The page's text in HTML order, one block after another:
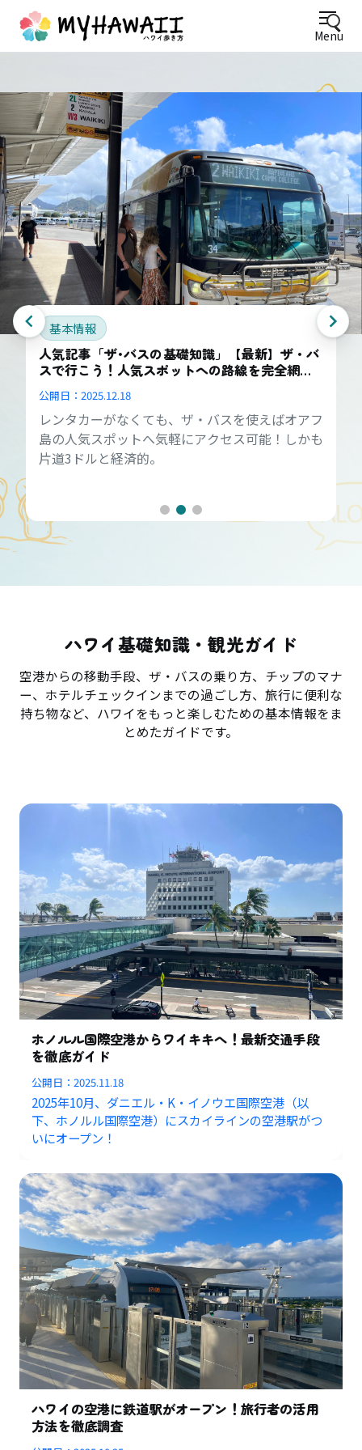
Menu
基本情報
人気記事「ザ･バスの基礎知識」【最新】ザ・バ
スで行こう！人気スポットへの路線を完全網
羅！
公開日： 2025.12.18
レンタカーがなくても、ザ・バスを使えばオアフ
島の人気スポットへ気軽にアクセス可能！しかも
片道3ドルと経済的。
ハワイ基礎知識・観光ガイド
空港からの移動手段、ザ・バスの乗り方、チップのマナ
ー、ホテルチェックインまでの過ごし方、旅行に便利な
持ち物など、ハワイをもっと楽しむための基本情報をま
とめたガイドです。
ホノルル国際空港からワイキキへ！最新交通手段
を徹底ガイド
公開日：2025.11.18
2025年10月、ダニエル・K・イノウエ国際空港（以
下、ホノルル国際空港）にスカイラインの空港駅がつ
いにオープン！
ハワイの空港に鉄道駅がオープン！旅行者の活用
方法を徹底調査